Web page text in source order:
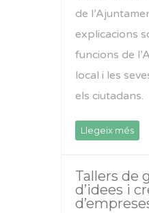
de
explicacions
funcions de
local i les
els ciutadans.
Llegeix més
Tallers de
d’idees i